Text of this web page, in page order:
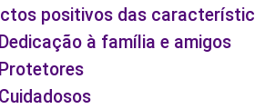
positivos das
Dedicação à família e amigos
Protetores
Cuidadosos